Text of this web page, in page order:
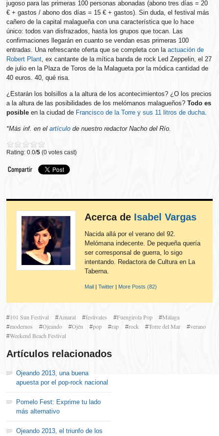
jugoso para las primeras 100 personas abonadas (abono tres días = 20
€ + gastos / abono dos días = 15 € + gastos). Sin duda, el festival más
cañero de la capital malagueña con una característica que lo hace
único: todos van disfrazados, hasta los grupos que tocan. Las
confirmaciones llegarán en cuanto se vendan esas primeras 100
entradas. Una refrescanteoferta que se completa con laactuación de
Robert Plant, ex cantante de la mítica banda de rock Led Zeppelin, el 27
de julio en la Plaza de Toros de la Malagueta por la módica cantidad de
40 euros. 40, qué risa.
¿Estarán los bolsillos a la altura de los acontecimientos? ¿O los precios
a la altura de las posibilidades de los melómanos malagueños?Todo es
posible en la ciudad de Francisco de la Torre y sus 11 litros de ducha.
*Más inf. en elartículo de nuestro redactor Nacho del Río.
Rating: 0.0/5 (0 votes cast)
Acerca de Isabel Vargas
Nacida allá por el verano del 92.
Melómana indecente. De pequeña quería
ser corresponsal de guerra, lo sigo
intentando. Redactora de Cultura en La
Taberna.
Mail |Twitter | More Posts (82)
#101 Sun Festival #Amaral #festivales #Fuengirola Pop #Málaga
#modernos #Ojeando #Ojén #pop #rap #rock #Torre del Mar #verano
#Weekend Beach Festival
Artículos relacionados
Ojeando 2013, una buena
apuesta por el pop-rock nacional
Pomelo Fest: Exprime tu lado
más alternativo
Ojeando 2013, el triunfo de los